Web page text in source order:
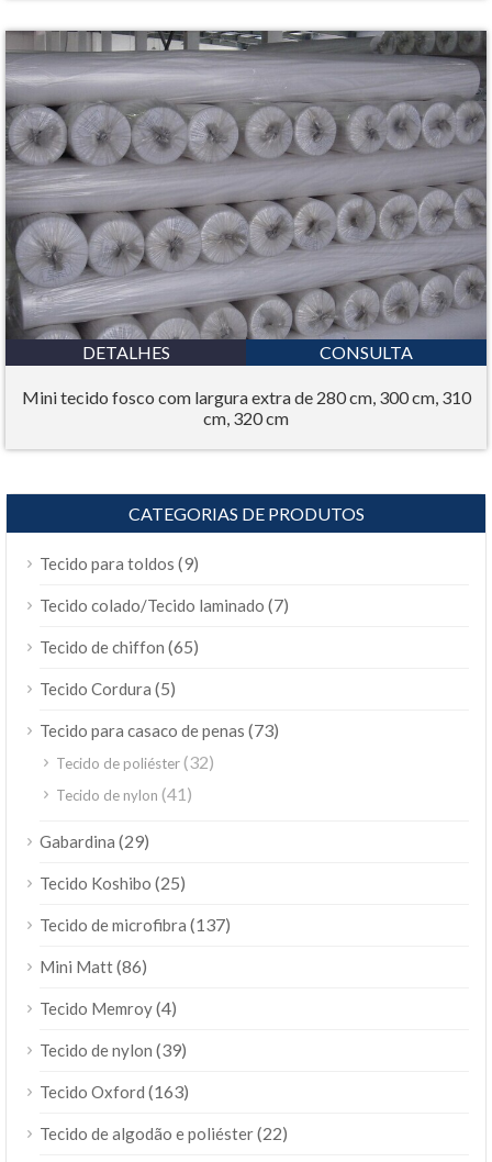
DETALHES CONSULTA
Mini tecido fosco com largura extra de 280 cm, 300 cm, 310
cm, 320 cm
CATEGORIAS DE PRODUTOS
Tecido para toldos (9)
Tecido colado/Tecido laminado (7)
Tecido de chiffon (65)
Tecido Cordura (5)
Tecido para casaco de penas (73)
Tecido de poliéster(32)
Tecido de nylon (41)
Gabardina (29)
Tecido Koshibo (25)
Tecido de microfibra (137)
Mini Matt(86)
Tecido Memroy(4)
Tecido de nylon (39)
Tecido Oxford (163)
Tecido de algodão e poliéster(22)